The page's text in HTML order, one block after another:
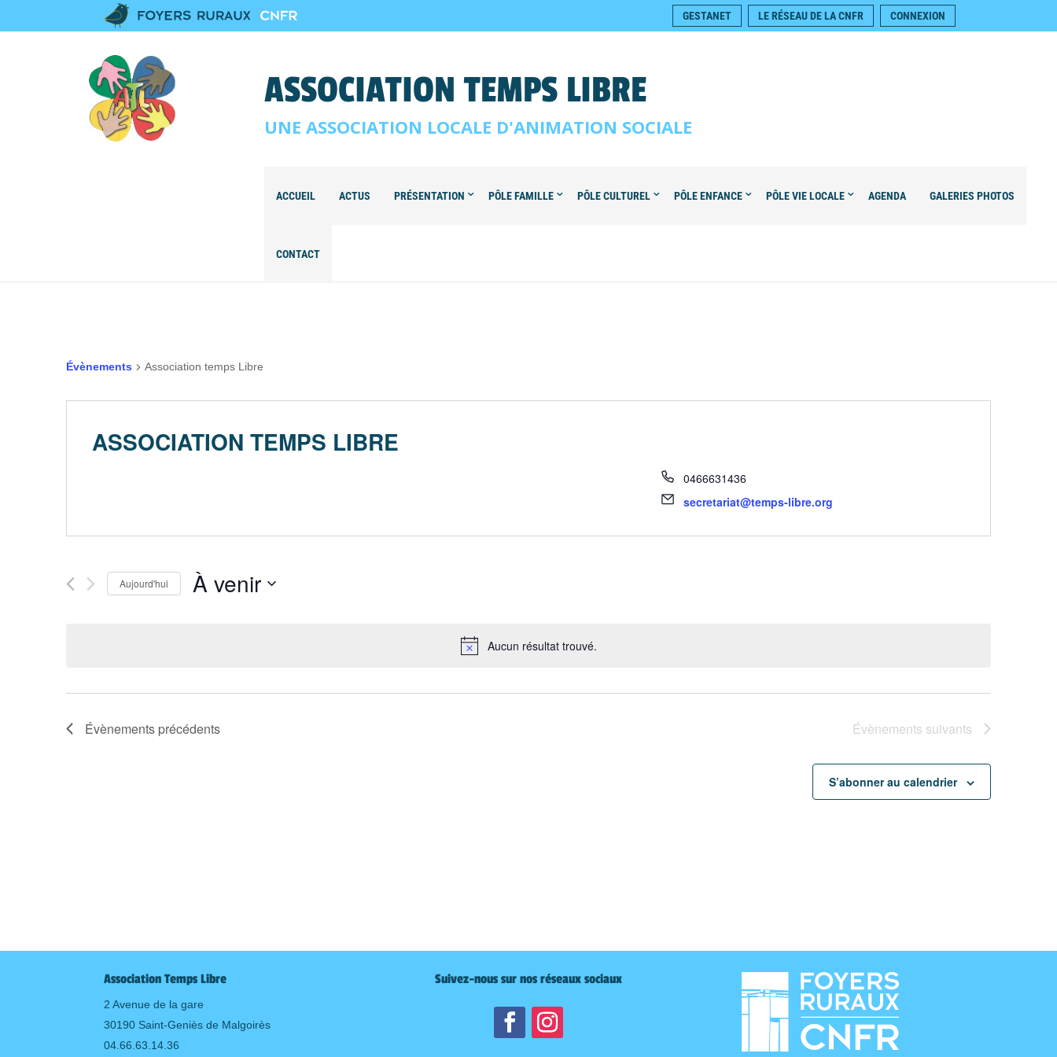
GESTANET LE RÉSEAU DE LA CNFR CONNEXION
ASSOCIATION TEMPS LIBRE
UNE ASSOCIATION LOCALE D'ANIMATION SOCIALE
ACCUEIL ACTUS PRÉSENTATION PÔLE FAMILLE PÔLE CULTUREL PÔLE ENFANCE PÔLE VIE LOCALE AGENDA GALERIES PHOTOS
CONTACT
Aucun résultat trouvé.
Évènements Association temps Libre
ASSOCIATION TEMPS LIBRE
0466631436
secretariat@temps-libre.org
Aujourd'hui À venir
Évènements précédents Évènements suivants
S’abonner au calendrier
Association Temps Libre
2 Avenue de la gare
30190 Saint-Geniès de Malgoirès
04.66.63.14.36
Suivez-nous sur nos réseaux sociaux